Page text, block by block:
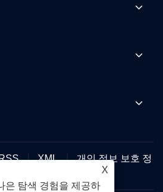
XML
개인 정보 보호 정
X
은 탐색 경험을 제공하